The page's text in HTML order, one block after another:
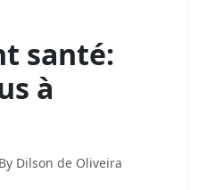
santé:
à
By Dilson de Oliveira